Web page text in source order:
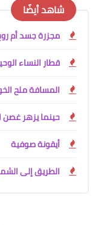
شاهد أيضًا
مجزرة جسد أم
قطار النساء
المسافة ملح
حينما يزهر غصن
أيقونة صوفية
الطريق إلى